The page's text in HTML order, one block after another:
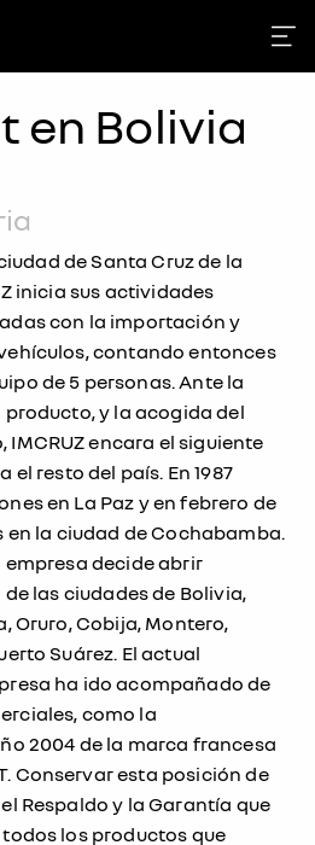
en Bolivia
de Santa Cruz de la
inicia sus actividades
con la importación y
contando entonces
de 5 personas. Ante la
y la acogida del
IMCRUZ encara el siguiente
resto del país. En 1987
en La Paz y en febrero de
en la ciudad de Cochabamba.
empresa decide abrir
las ciudades de Bolivia,
Oruro, Cobija, Montero,
Suárez. El actual
ha ido acompañado de
como la
2004 de la marca francesa
Conservar esta posición de
Respaldo y la Garantía que
los productos que